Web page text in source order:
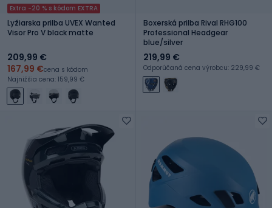
Extra -20 % s kódom EXTRA
Lyžiarska prilba UVEX Wanted
Visor Pro V black matte
209,99 €
167,99 €cena s kódom
Najnižšia cena: 159,99 €
Boxerská prilba Rival RHG100
Professional Headgear
blue/silver
219,99 €
Odporúčaná cena výrobcu: 229,99 €